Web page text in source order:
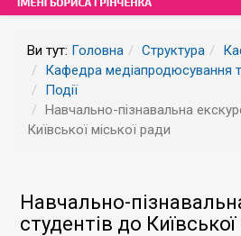
Ви тут: Головна Структура
Кафедра медіапродюсування
Події
Навчально-пізнавальна
Київської міської ради
Навчально-
студентів до